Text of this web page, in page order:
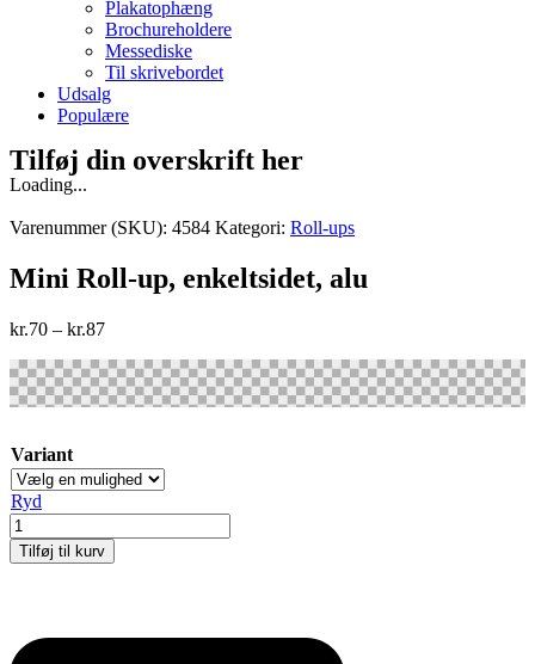
Plakatophæng
Brochureholdere
Messediske
Til skrivebordet
Udsalg
Populære
Tilføj din overskrift her
Loading...
Varenummer (SKU): 4584 Kategori: Roll-ups
Mini Roll-up, enkeltsidet, alu
kr.70 – kr.87
Variant
Ryd
Mini
Roll-
up,
Tilføj til kurv